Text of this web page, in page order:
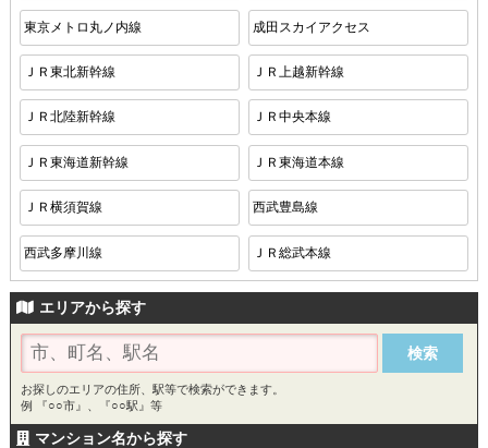
東京メトロ丸ノ内線 成田スカイアクセス
ＪＲ東北新幹線 ＪＲ上越新幹線
ＪＲ北陸新幹線 ＪＲ中央本線
ＪＲ東海道新幹線 ＪＲ東海道本線
ＪＲ横須賀線 西武豊島線
西武多摩川線 ＪＲ総武本線
エリアから探す
お探しのエリアの住所、駅等で検索ができます。
例 『○○市』、『○○駅』等
マンション名から探す